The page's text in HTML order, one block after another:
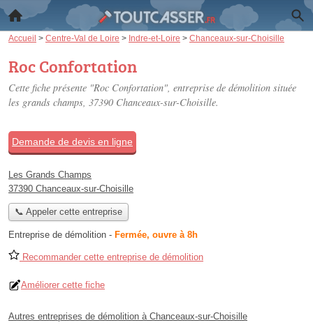
Accueil > Centre-Val de Loire > Indre-et-Loire > Chanceaux-sur-Choisille
Roc Confortation
Cette fiche présente "Roc Confortation", entreprise de démolition située
les grands champs, 37390 Chanceaux-sur-Choisille.
Demande de devis en ligne
Les Grands Champs
37390 Chanceaux-sur-Choisille
📞 Appeler cette entreprise
Entreprise de démolition - Fermée, ouvre à 8h
Recommander cette entreprise de démolition
Améliorer cette fiche
Autres entreprises de démolition à Chanceaux-sur-Choisille